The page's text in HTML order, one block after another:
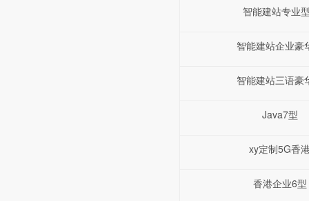
智能建站专业
智能建站企业豪
智能建站三语豪
Java7型
xy定制5G香
香港企业6型